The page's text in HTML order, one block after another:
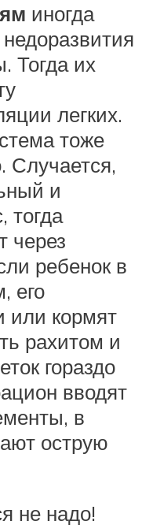
иногда
Тогда их
легких.
тоже
Случается,
и
тогда
через
ребенок в
его
или кормят
рахитом и
гораздо
вводят
в
острую
не надо!